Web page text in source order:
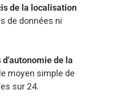
de la localisation
de données ni
de la
moyen simple de
sur 24.